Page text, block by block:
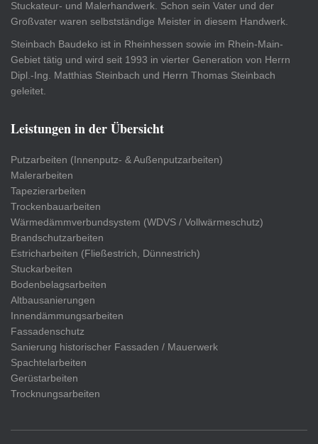
Stuckateur- und Malerhandwerk. Schon sein Vater und der
Großvater waren selbstständige Meister in diesem Handwerk.
Steinbach Baudeko ist in Rheinhessen sowie im Rhein-Main-
Gebiet tätig und wird seit 1993 in vierter Generation von Herrn
Dipl.-Ing. Matthias Steinbach und Herrn Thomas Steinbach
geleitet.
Leistungen in der Übersicht
Putzarbeiten (Innenputz- & Außenputzarbeiten)
Malerarbeiten
Tapezierarbeiten
Trockenbauarbeiten
Wärmedämmverbundsystem (WDVS / Vollwärmeschutz)
Brandschutzarbeiten
Estricharbeiten (Fließestrich, Dünnestrich)
Stuckarbeiten
Bodenbelagsarbeiten
Altbausanierungen
Innendämmungsarbeiten
Fassadenschutz
Sanierung historischer Fassaden / Mauerwerk
Spachtelarbeiten
Gerüstarbeiten
Trocknungsarbeiten